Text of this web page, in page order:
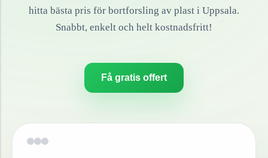
hitta bästa pris för bortforsling av plast i Uppsala.
Snabbt, enkelt och helt kostnadsfritt!
Få gratis offert